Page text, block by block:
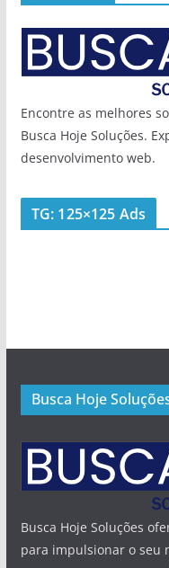
Encontre as melhores
Busca Hoje Soluções.
desenvolvimento web.
TG: 125×125 Ads
Busca Hoje
Busca Hoje Soluções
para impulsionar o seu